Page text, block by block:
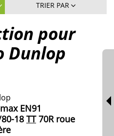
TRIER PAR
pour
Dunlop
EN91
18 TT70R roue